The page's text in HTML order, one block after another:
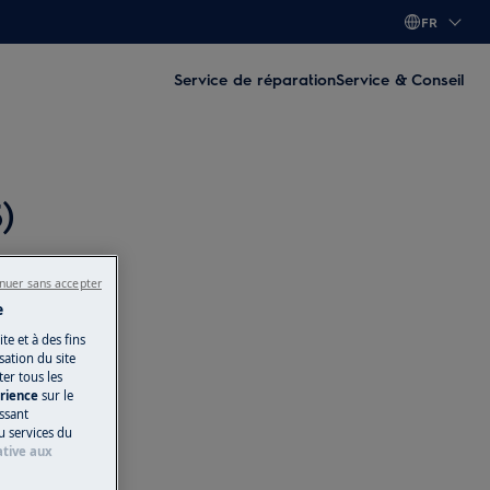
FR
Service de réparationService & Conseil
et à des fins
du site
tous les
sur le
services du
aux
sans accepter